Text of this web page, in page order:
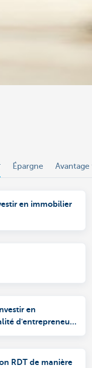
Épargne Avantage
en immobilier
en
d'entrepreneur
RDT de manière